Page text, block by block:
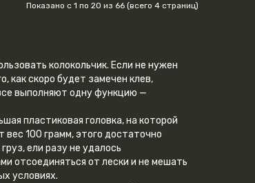
Показано с 1 по 20 из 66 (всего 4 страниц)
колокольчик. Если не нужен
как скоро будет замечен клев,
выполняют одну функцию —
пластиковая головка, на которой
вес 100 грамм, этого достаточно
ели разу не удалось
отсоединяться от лески и не мешать
условиях.